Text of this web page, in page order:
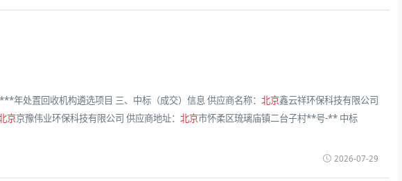
年处置回收机构遴选项目 三、中标（成交）信息 供应商名称： 北京鑫云祥环保科技有限公司
京京豫伟业环保科技有限公司 供应商地址： 北京市怀柔区琉璃庙镇二台子村**号-** 中标
2026-07-29